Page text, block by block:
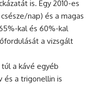
is. Egy 2010-es
nap) és a magas
kal és 60%-kal
a vizsgált
a kávé egyéb
és a trigonellin is